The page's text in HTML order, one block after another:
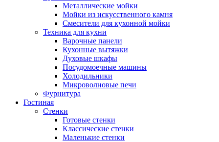
Металлические мойки
Мойки из искусственного камня
Смесители для кухонной мойки
Техника для кухни
Варочные панели
Кухонные вытяжки
Духовые шкафы
Посудомоечные машины
Холодильники
Микроволновые печи
Фурнитура
Гостиная
Стенки
Готовые стенки
Классические стенки
Маленькие стенки